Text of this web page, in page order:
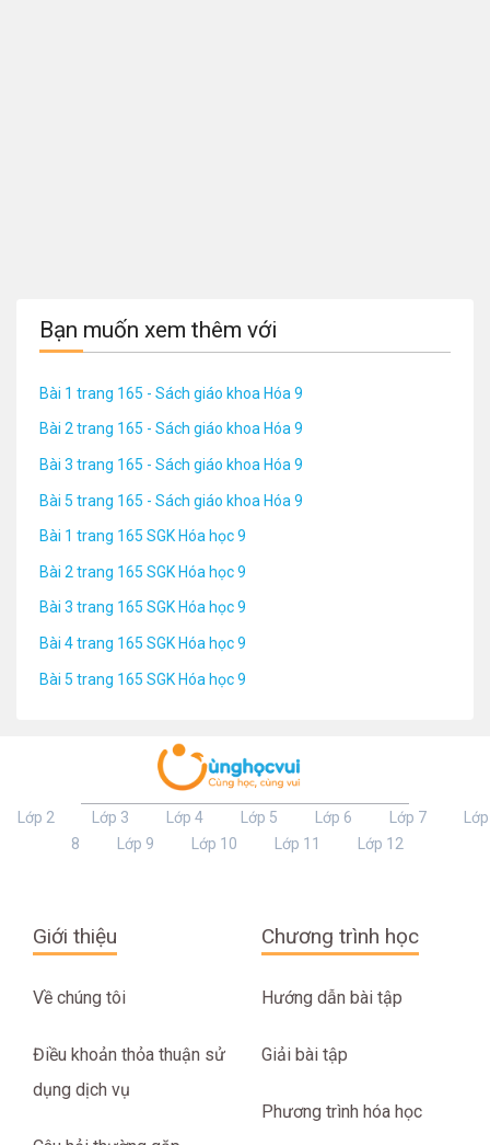
Bạn muốn xem thêm với
Bài 1 trang 165 - Sách giáo khoa Hóa 9
Bài 2 trang 165 - Sách giáo khoa Hóa 9
Bài 3 trang 165 - Sách giáo khoa Hóa 9
Bài 5 trang 165 - Sách giáo khoa Hóa 9
Bài 1 trang 165 SGK Hóa học 9
Bài 2 trang 165 SGK Hóa học 9
Bài 3 trang 165 SGK Hóa học 9
Bài 4 trang 165 SGK Hóa học 9
Bài 5 trang 165 SGK Hóa học 9
Lớp 2 Lớp 3 Lớp 4 Lớp 5 Lớp 6 Lớp 7
Lớp
8
Lớp 9 Lớp 10 Lớp 11 Lớp 12
Giới thiệu
Về chúng tôi
Điều khoản thỏa thuận sử
dụng dịch vụ
Chương trình học
Hướng dẫn bài tập
Giải bài tập
Phương trình hóa học